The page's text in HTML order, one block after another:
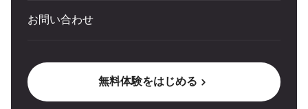
お問い合わせ
無料体験をはじめる